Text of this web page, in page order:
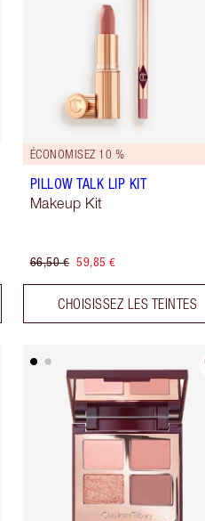
ÉCONOMISEZ 10 %
PILLOW TALK LIP KIT
Makeup Kit
66,50 € 59,85 €
CHOISISSEZ LES TEINTES